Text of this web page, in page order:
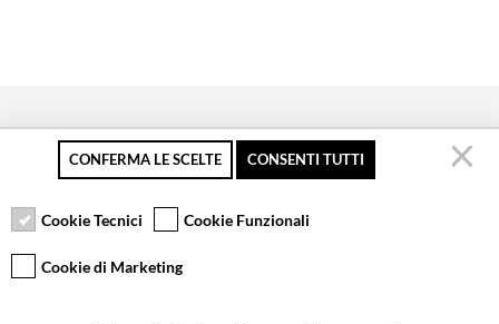
Secure payment
Free returns up to 30
Customer service
CONFERMA LE SCELTE CONSENTI TUTTI
Cookie Tecnici Cookie Funzionali
Cookie di Marketing